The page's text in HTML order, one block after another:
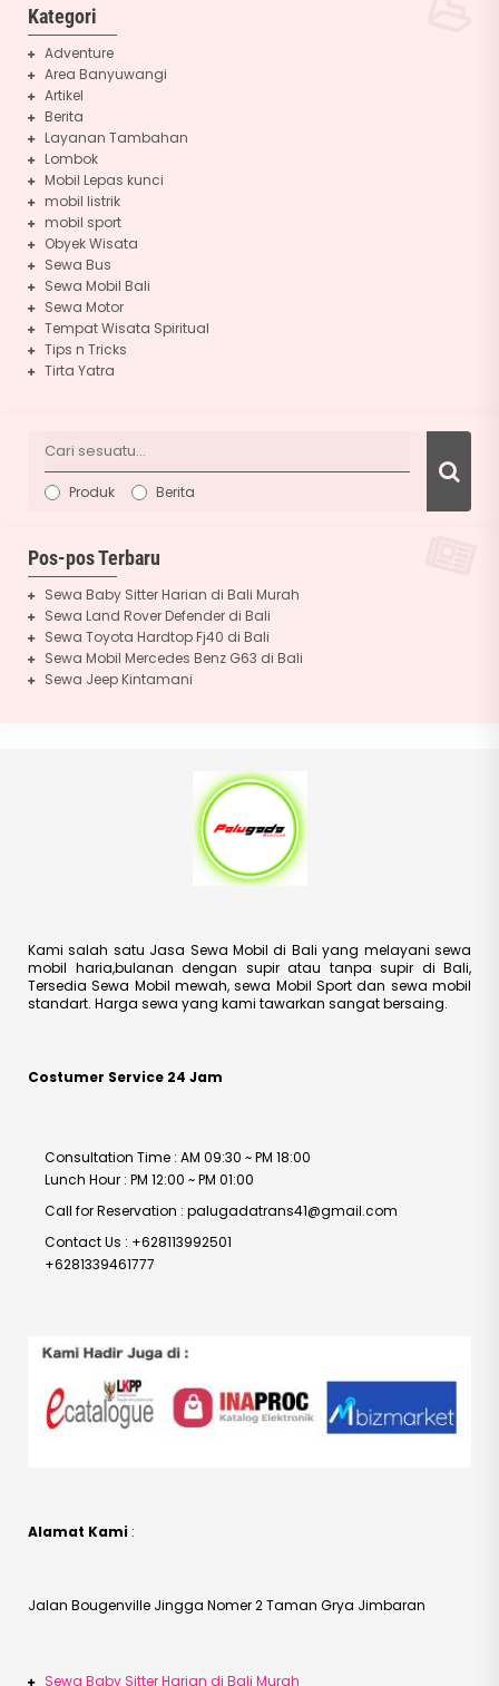
Kategori
Adventure
Area Banyuwangi
Artikel
Berita
Layanan Tambahan
Lombok
Mobil Lepas kunci
mobil listrik
mobil sport
Obyek Wisata
Sewa Bus
Sewa Mobil Bali
Sewa Motor
Tempat Wisata Spiritual
Tips n Tricks
Tirta Yatra
Produk Berita
Pos-pos Terbaru
Sewa Baby Sitter Harian di Bali Murah
Sewa Land Rover Defender di Bali
Sewa Toyota Hardtop Fj40 di Bali
Sewa Mobil Mercedes Benz G63 di Bali
Sewa Jeep Kintamani
Kami salah satu Jasa Sewa Mobil di Bali yang melayani sewa
mobil haria,bulanan dengan supir atau tanpa supir di Bali,
Tersedia Sewa Mobil mewah, sewa Mobil Sport dan sewa mobil
standart. Harga sewa yang kami tawarkan sangat bersaing.
Costumer Service 24 Jam
Consultation Time : AM 09:30 ~ PM 18:00
Lunch Hour : PM 12:00 ~ PM 01:00
Call for Reservation : palugadatrans41@gmail.com
Contact Us : +628113992501
+6281339461777
Alamat Kami :
Jalan Bougenville Jingga Nomer 2 Taman Grya Jimbaran
Sewa Baby Sitter Harian di Bali Murah